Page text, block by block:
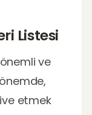
Listesi
ve
etmek